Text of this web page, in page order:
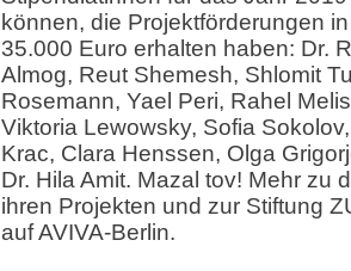
können, die Projektförderungen
35.000 Euro erhalten haben: Dr.
Almog, Reut Shemesh, Shlomit
Rosemann, Yael Peri, Rahel
Viktoria Lewowsky, Sofia
Krac, Clara Henssen, Olga
Dr. Hila Amit. Mazal tov! Mehr zu
ihren Projekten und zur Stiftung
auf AVIVA-Berlin.